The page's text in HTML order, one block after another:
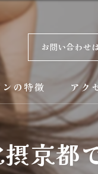
お問い合わせ
の特徴
毛矯正
アク
京都